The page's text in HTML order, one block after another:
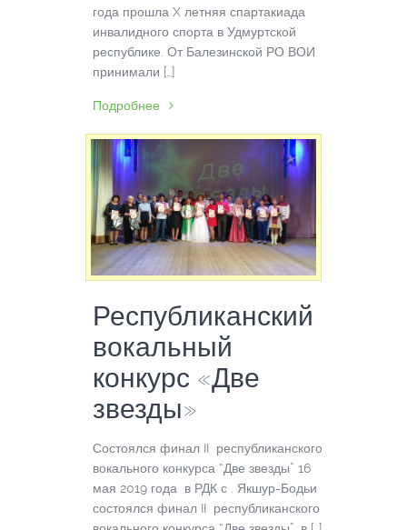
года прошла X летняя спартакиада
инвалидного спорта в Удмуртской
республике. От Балезинской РО ВОИ
принимали […]
Подробнее
Республиканский
вокальный
конкурс «Две
звезды»
Состоялся финал II республиканского
вокального конкурса “Две звезды” 16
мая 2019 года в РДК с . Якшур-Бодьи
состоялся финал II республиканского